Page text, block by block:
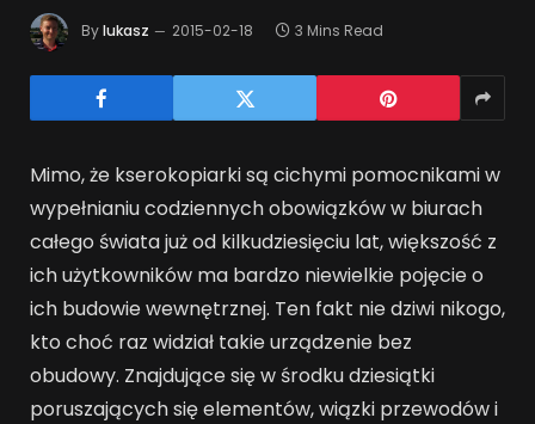
Bylukasz 2015-02-18 3 Mins Read
Mimo, że kserokopiarki są cichymi pomocnikami w
wypełnianiu codziennych obowiązków w biurach
całego świata już od kilkudziesięciu lat, większość z
ich użytkowników ma bardzo niewielkie pojęcie o
ich budowie wewnętrznej. Ten fakt nie dziwi nikogo,
kto choć raz widział takie urządzenie bez
obudowy. Znajdujące się w środku dziesiątki
poruszających się elementów, wiązki przewodów i